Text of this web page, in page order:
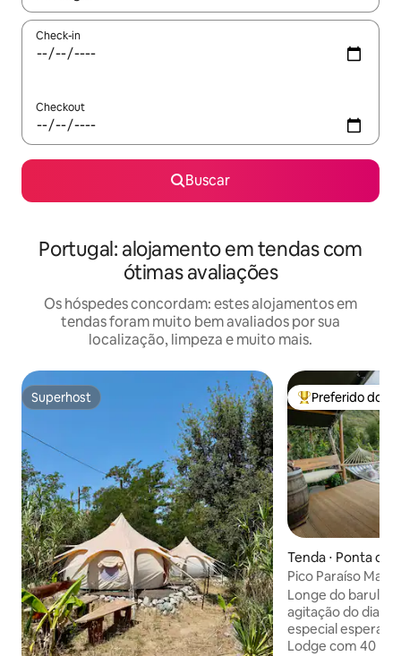
Check-in
Checkout
Buscar
Portugal: alojamento em tendas com
ótimas avaliações
Os hóspedes concordam: estes alojamentos em
tendas foram muito bem avaliados por sua
localização, limpeza e muito mais.
Superhost
Superhost Entre os
Preferido dos
Tenda ⋅ Ponta do
Pico Paraíso
para o Atlântico*
Longe do
agitação do dia a
especial espera
Lodge com 40